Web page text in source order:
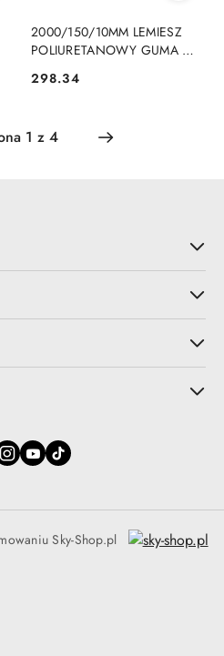
2000/150/10MM LEMIESZ
POLIURETANOWY GUMA DO
Cena:
298.34
Sky-Shop.pl